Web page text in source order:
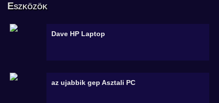
Eszközök
Dave HP Laptop
az ujabbik gep Asztali PC